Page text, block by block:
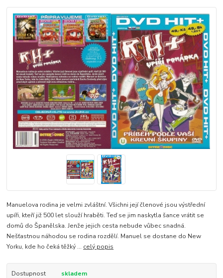
Manuelova rodina je velmi zvláštní. Všichni její členové jsou výstřední
upíři, kteří již 500 let slouží hraběti. Teď se jim naskytla šance vrátit se
domů do Španělska. Jenže jejich cesta nebude vůbec snadná.
Nešťastnou náhodou se rodina rozdělí. Manuel se dostane do New
Yorku, kde ho čeká těžký ... celý popis
Dostupnost
skladem